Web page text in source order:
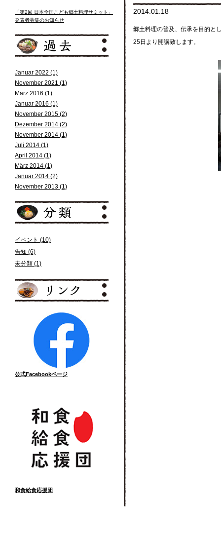
2014.01.18
郷土料理の普及、伝承を目的と
25日より開講致します。
「第2回 日本全国こども郷土料理サミット」
発表者募集のお知らせ
Januar 2022 (1)
November 2021 (1)
März 2016 (1)
Januar 2016 (1)
November 2015 (2)
Dezember 2014 (2)
November 2014 (1)
Juli 2014 (1)
April 2014 (1)
März 2014 (1)
Januar 2014 (2)
November 2013 (1)
イベント (10)
告知 (6)
未分類 (1)
公式Facebookページ
和食給食応援団